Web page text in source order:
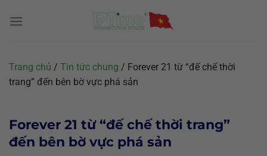
đến
Trang chủ / Tin tức chung / Forever 21 từ “đế chế thời
trang” đến bên bờ vực phá sản
Forever 21 từ “đế chế thời trang”
đến bên bờ vực phá sản